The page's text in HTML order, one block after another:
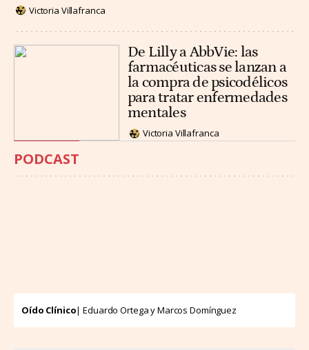
Victoria Villafranca
De Lilly a AbbVie: las
farmacéuticas se lanzan a
la compra de psicodélicos
para tratar enfermedades
mentales
Victoria Villafranca
PODCAST
Oído Clínico| Eduardo Ortega y Marcos Domínguez